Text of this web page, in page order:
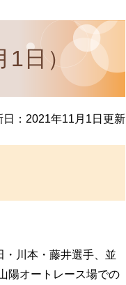
日）
日：2021年11月1日更新
川本・藤井選手、並
陽オートレース場での